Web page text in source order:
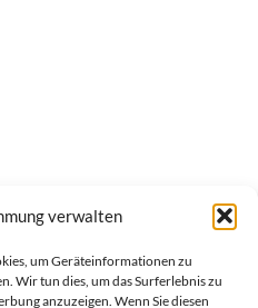
verwalten
um Geräteinformationen zu
Wir tun dies, um das Surferlebnis zu
anzuzeigen. Wenn Sie diesen